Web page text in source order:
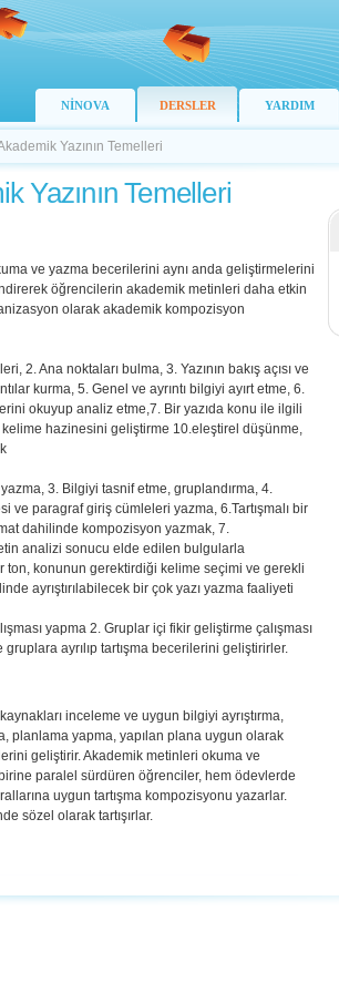
NİNOVA DERSLER YARDIM
Yazının Temelleri
Yazının Temelleri
ve yazma becerilerini aynı anda geliştirmelerini
öğrencilerin akademik metinleri daha etkin
olarak akademik kompozisyon
2. Ana noktaları bulma, 3. Yazının bakış açısı ve
kurma, 5. Genel ve ayrıntı bilgiyi ayırt etme, 6.
okuyup analiz etme,7. Bir yazıda konu ile ilgili
hazinesini geliştirme 10.eleştirel düşünme,
3. Bilgiyi tasnif etme, gruplandırma, 4.
ve paragraf giriş cümleleri yazma, 6.Tartışmalı bir
dahilinde kompozisyon yazmak, 7.
analizi sonucu elde edilen bulgularla
ton, konunun gerektirdiği kelime seçimi ve gerekli
ayrıştırılabilecek bir çok yazı yazma faaliyeti
yapma 2. Gruplar içi fikir geliştirme çalışması
ayrılıp tartışma becerilerini geliştirirler.
inceleme ve uygun bilgiyi ayrıştırma,
planlama yapma, yapılan plana uygun olarak
geliştirir. Akademik metinleri okuma ve
paralel sürdüren öğrenciler, hem ödevlerde
uygun tartışma kompozisyonu yazarlar.
sözel olarak tartışırlar.